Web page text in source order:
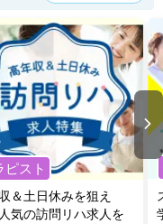
ピスト
＆土日休みを狙え
気の訪問リハ求人を